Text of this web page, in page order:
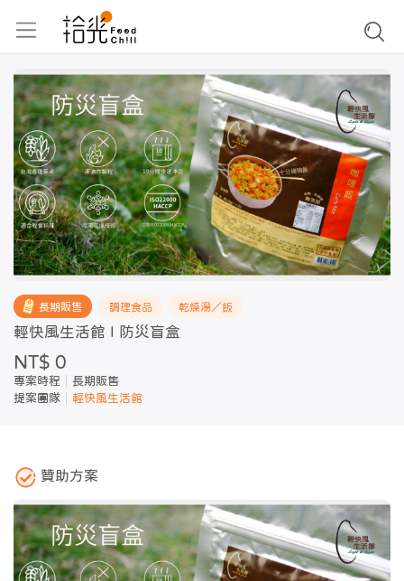
長期販售 調理食品 乾燥湯／飯
輕快風生活館 I 防災盲盒
NT$ 0
專案時程
長期販售
提案團隊
輕快風生活館
贊助方案